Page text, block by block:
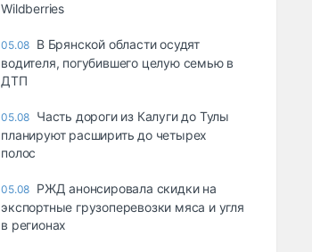
Wildberries
05.08 В Брянской области осудят
водителя, погубившего целую семью в
ДТП
05.08 Часть дороги из Калуги до Тулы
планируют расширить до четырех
полос
05.08 РЖД анонсировала скидки на
экспортные грузоперевозки мяса и угля
в регионах